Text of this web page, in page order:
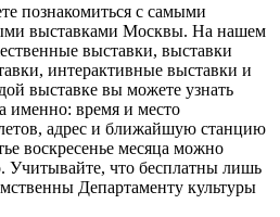
познакомиться с самыми
выставками Москвы. На нашем
выставки, выставки
интерактивные выставки и
выставке вы можете узнать
время и место
адрес и ближайшую станцию
воскресенье месяца можно
Учитывайте, что бесплатны лишь
Департаменту культуры